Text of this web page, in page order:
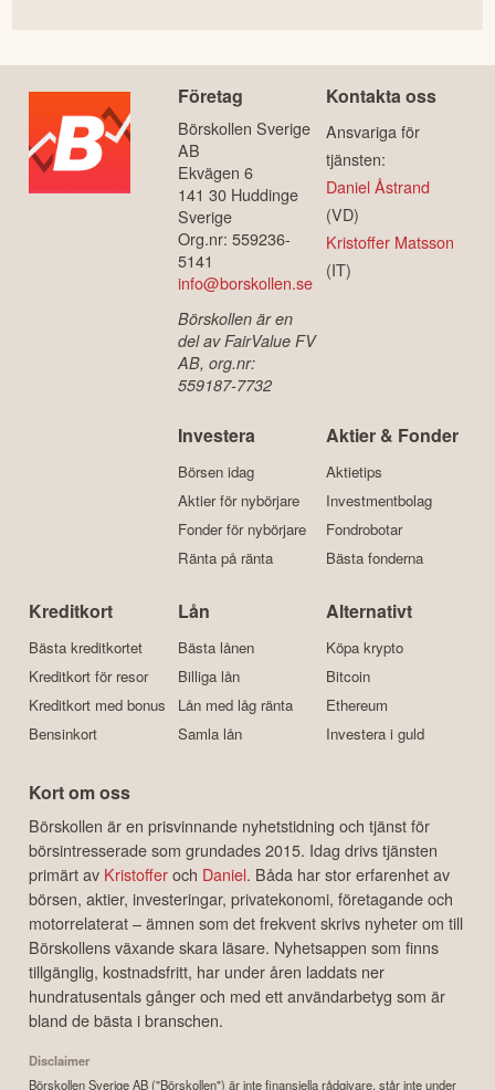
Företag
Börskollen Sverige
AB
Ekvägen 6
141 30 Huddinge
Sverige
Org.nr: 559236-
5141
info@borskollen.se
Börskollen är en
del av FairValue FV
AB, org.nr:
559187-7732
Kontakta oss
Ansvariga för
tjänsten:
Daniel Åstrand
(VD)
Kristoffer Matsson
(IT)
Investera
Börsen idag
Aktier för nybörjare
Fonder för nybörjare
Ränta på ränta
Aktier & Fonder
Aktietips
Investmentbolag
Fondrobotar
Bästa fonderna
Kreditkort
Bästa kreditkortet
Kreditkort för resor
Kreditkort med bonus
Bensinkort
Lån
Bästa lånen
Billiga lån
Lån med låg ränta
Samla lån
Alternativt
Köpa krypto
Bitcoin
Ethereum
Investera i guld
Kort om oss
Börskollen är en prisvinnande nyhetstidning och tjänst för
börsintresserade som grundades 2015. Idag drivs tjänsten
primärt av Kristofferoch Daniel. Båda har stor erfarenhet av
börsen, aktier, investeringar, privatekonomi, företagande och
motorrelaterat – ämnen som det frekvent skrivs nyheter om till
Börskollens växande skara läsare. Nyhetsappen som finns
tillgänglig, kostnadsfritt, har under åren laddats ner
hundratusentals gånger och med ett användarbetyg som är
bland de bästa i branschen.
Disclaimer
Börskollen Sverige AB ("Börskollen") är inte finansiella rådgivare, står inte under